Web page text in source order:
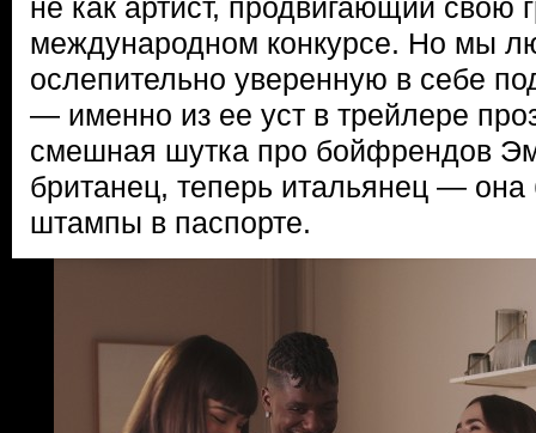
не как артист, продвигающий свою
международном конкурсе. Но мы
ослепительно уверенную в себе
— именно из ее уст в трейлере
смешная шутка про бойфрендов
британец, теперь итальянец — она
штампы в паспорте.